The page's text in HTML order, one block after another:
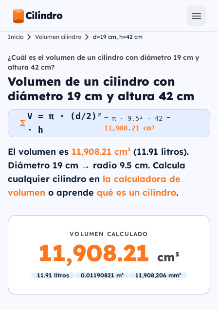
Cilindro
Inicio Volumen cilindro d=19 cm, h=42 cm
¿Cuál es el volumen de un cilindro con diámetro 19 cm y
altura 42 cm?
Volumen de un cilindro con
diámetro 19 cm y altura 42 cm
V = π · (d/2)²
· h
= π · 9.5² · 42 =
11,908.21 cm³
El volumen es 11,908.21 cm³ (11.91 litros).
Diámetro 19 cm → radio 9.5 cm. Calcula
cualquier cilindro en la calculadora de
volumen o aprende qué es un cilindro.
VOLUMEN CALCULADO
11,908.21 cm³
11.91 litros 0.01190821 m³ 11,908,206 mm³